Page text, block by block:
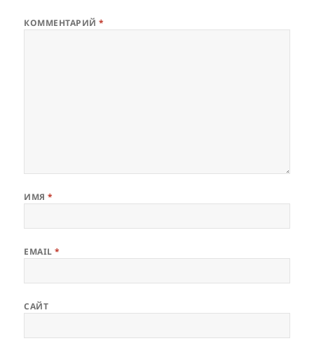
КОММЕНТАРИЙ*
ИМЯ*
EMAIL*
САЙТ